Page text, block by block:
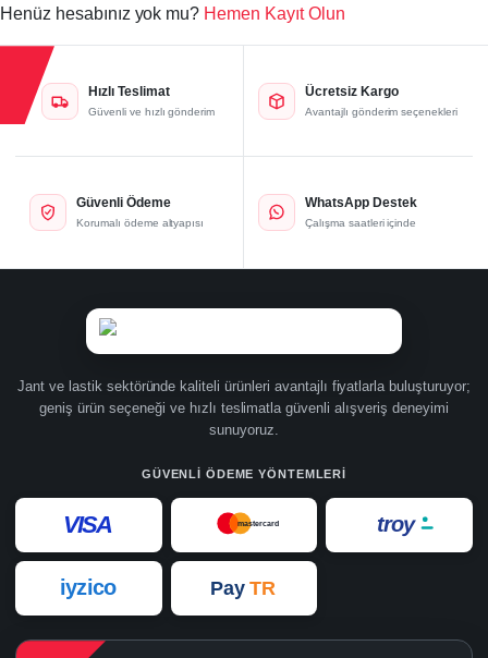
Henüz hesabınız yok mu? Hemen Kayıt Olun
Hızlı Teslimat
Güvenli ve hızlı gönderim
Ücretsiz Kargo
Avantajlı gönderim seçenekleri
Güvenli Ödeme
Korumalı ödeme altyapısı
WhatsApp Destek
Çalışma saatleri içinde
Jant ve lastik sektöründe kaliteli ürünleri avantajlı fiyatlarla buluşturuyor;
geniş ürün seçeneği ve hızlı teslimatla güvenli alışveriş deneyimi
sunuyoruz.
GÜVENLI ÖDEME YÖNTEMLERI
VISA mastercard troy
iyzico Pay TR